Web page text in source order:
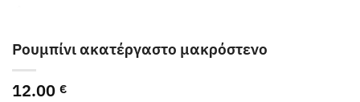
Ρουμπίνι ακατέργαστο μακρόστενο
12.00 €